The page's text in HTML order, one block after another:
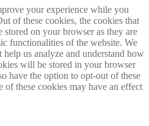
your experience while you
of these cookies, the cookies that
stored on your browser as they are
functionalities of the website. We
us analyze and understand how
will be stored in your browser
have the option to opt-out of these
these cookies may have an effect